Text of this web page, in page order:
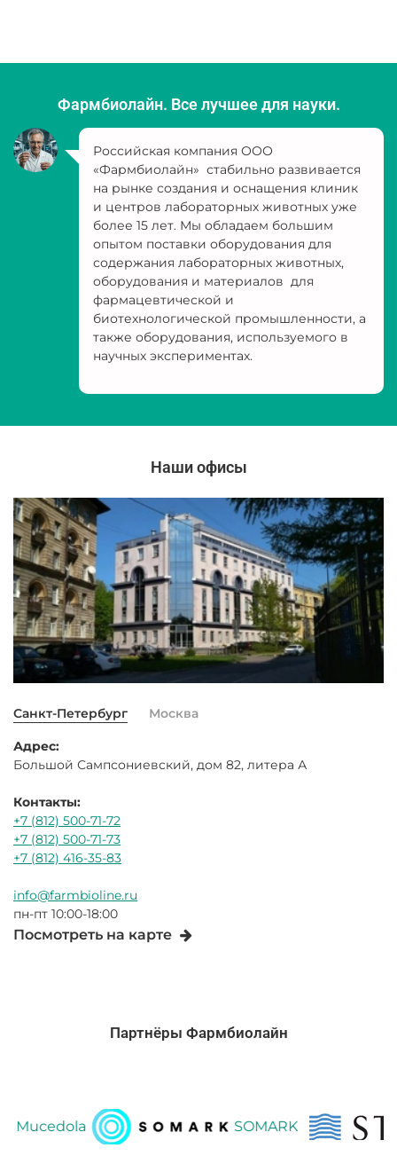
Фармбиолайн. Все лучшее для науки.
Российская компания ООО
«Фармбиолайн» стабильно развивается
на рынке создания и оснащения клиник
и центров лабораторных животных уже
более 15 лет. Мы обладаем большим
опытом поставки оборудования для
содержания лабораторных животных,
оборудования и материалов для
фармацевтической и
биотехнологической промышленности, а
также оборудования, используемого в
научных экспериментах.
Наши офисы
Санкт-Петербург Москва
Адрес:
Большой Сампсониевский, дом 82, литера А
Контакты:
+7 (812) 500-71-72
+7 (812) 500-71-73
+7 (812) 416-35-83
info@farmbioline.ru
пн-пт 10:00-18:00
Посмотреть на карте
Партнёры Фармбиолайн
SOMARK